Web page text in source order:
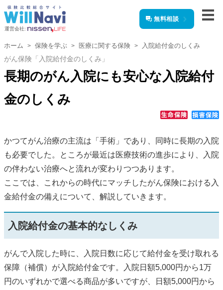
運営会社:
無料相談
ホーム 保険を学ぶ 医療に関する保険 入院給付金のしくみ
がん保険「入院給付金のしくみ」
長期のがん入院にも安心な入院給付
金のしくみ
かつてがん治療の主流は「手術」であり、同時に長期の入院
も必要でした。ところが最近は医療技術の進歩により、入院
の伴わない治療へと流れが変わりつつあります。
ここでは、これからの時代にマッチしたがん保険における入
金給付金の備えについて、解説していきます。
入院給付金の基本的なしくみ
がんで入院した時に、入院日数に応じて給付金を受け取れる
保障（補償）が入院給付金です。入院日額5,000円から1万
円のいずれかで選べる商品が多いですが、日額5,000円から